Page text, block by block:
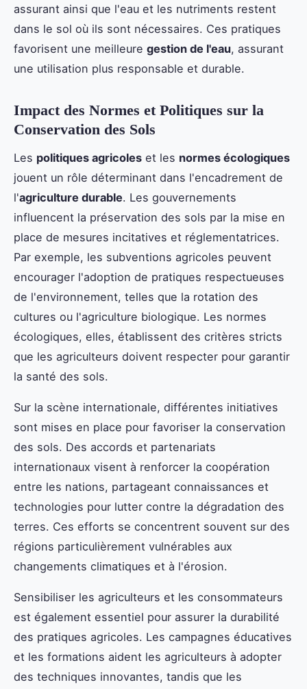
assurant ainsi que l'eau et les nutriments restent
dans le sol où ils sont nécessaires. Ces pratiques
favorisent une meilleure gestion de l'eau, assurant
une utilisation plus responsable et durable.
Impact des Normes et Politiques sur la
Conservation des Sols
Les politiques agricoles et les normes écologiques
jouent un rôle déterminant dans l'encadrement de
l'agriculture durable. Les gouvernements
influencent la préservation des sols par la mise en
place de mesures incitatives et réglementatrices.
Par exemple, les subventions agricoles peuvent
encourager l'adoption de pratiques respectueuses
de l'environnement, telles que la rotation des
cultures ou l'agriculture biologique. Les normes
écologiques, elles, établissent des critères stricts
que les agriculteurs doivent respecter pour garantir
la santé des sols.
Sur la scène internationale, différentes initiatives
sont mises en place pour favoriser la conservation
des sols. Des accords et partenariats
internationaux visent à renforcer la coopération
entre les nations, partageant connaissances et
technologies pour lutter contre la dégradation des
terres. Ces efforts se concentrent souvent sur des
régions particulièrement vulnérables aux
changements climatiques et à l'érosion.
Sensibiliser les agriculteurs et les consommateurs
est également essentiel pour assurer la durabilité
des pratiques agricoles. Les campagnes éducatives
et les formations aident les agriculteurs à adopter
des techniques innovantes, tandis que les